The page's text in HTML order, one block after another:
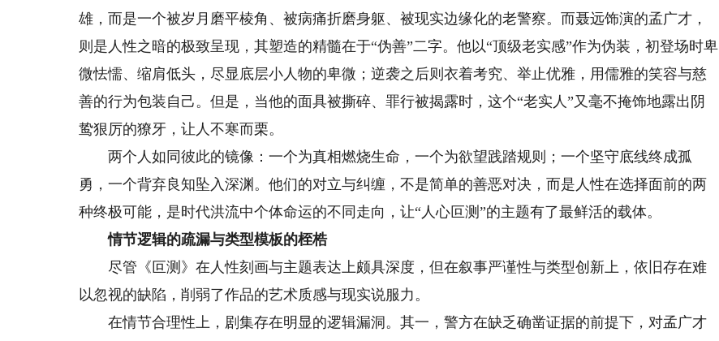
雄，而是一个被岁月磨平棱角、被病痛折磨身躯、被现实边缘化的老警察。而聂远饰演的孟广才，
则是人性之暗的极致呈现，其塑造的精髓在于“伪善”二字。他以“顶级老实感”作为伪装，初登场时卑
微怯懦、缩肩低头，尽显底层小人物的卑微；逆袭之后则衣着考究、举止优雅，用儒雅的笑容与慈
善的行为包装自己。但是，当他的面具被撕碎、罪行被揭露时，这个“老实人”又毫不掩饰地露出阴
鸷狠厉的獠牙，让人不寒而栗。
两个人如同彼此的镜像：一个为真相燃烧生命，一个为欲望践踏规则；一个坚守底线终成孤
勇，一个背弃良知坠入深渊。他们的对立与纠缠，不是简单的善恶对决，而是人性在选择面前的两
种终极可能，是时代洪流中个体命运的不同走向，让“人心叵测”的主题有了最鲜活的载体。
情节逻辑的疏漏与类型模板的桎梏
尽管《叵测》在人性刻画与主题表达上颇具深度，但在叙事严谨性与类型创新上，依旧存在难
以忽视的缺陷，削弱了作品的艺术质感与现实说服力。
在情节合理性上，剧集存在明显的逻辑漏洞。其一，警方在缺乏确凿证据的前提下，对孟广才